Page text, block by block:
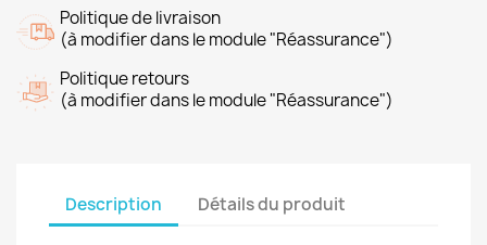
Politique de livraison
(à modifier dans le module "Réassurance")
Politique retours
(à modifier dans le module "Réassurance")
Description Détails du produit